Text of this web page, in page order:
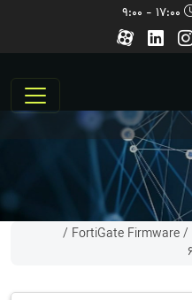
/
FortiGate Firmware
/